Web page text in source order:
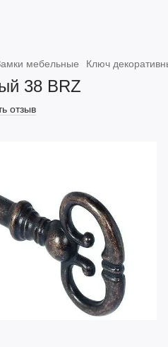
мебельные Ключ
38 BRZ
отзыв